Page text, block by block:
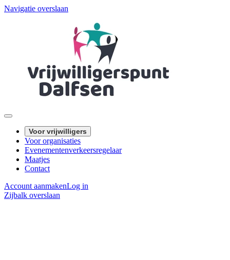
Navigatie overslaan
Voor vrijwilligers
Voor organisaties
Evenementenverkeersregelaar
Maatjes
Contact
Account aanmakenLog in
Zijbalk overslaan